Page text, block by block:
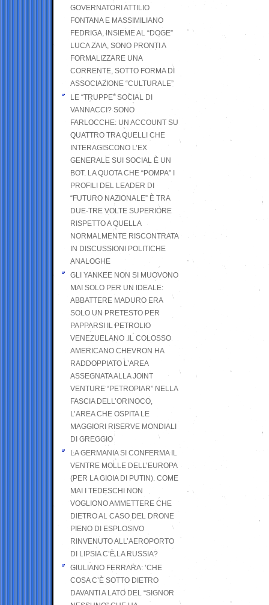
GOVERNATORI ATTILIO
FONTANA E MASSIMILIANO
FEDRIGA, INSIEME AL “DOGE”
LUCA ZAIA, SONO PRONTI A
FORMALIZZARE UNA
CORRENTE, SOTTO FORMA DI
ASSOCIAZIONE “CULTURALE”
LE “TRUPPE” SOCIAL DI
VANNACCI? SONO
FARLOCCHE: UN ACCOUNT SU
QUATTRO TRA QUELLI CHE
INTERAGISCONO L’EX
GENERALE SUI SOCIAL È UN
BOT. LA QUOTA CHE “POMPA” I
PROFILI DEL LEADER DI
“FUTURO NAZIONALE” È TRA
DUE-TRE VOLTE SUPERIORE
RISPETTO A QUELLA
NORMALMENTE RISCONTRATA
IN DISCUSSIONI POLITICHE
ANALOGHE
GLI YANKEE NON SI MUOVONO
MAI SOLO PER UN IDEALE:
ABBATTERE MADURO ERA
SOLO UN PRETESTO PER
PAPPARSI IL PETROLIO
VENEZUELANO .IL COLOSSO
AMERICANO CHEVRON HA
RADDOPPIATO L’AREA
ASSEGNATA ALLA JOINT
VENTURE “PETROPIAR” NELLA
FASCIA DELL’ORINOCO,
L’AREA CHE OSPITA LE
MAGGIORI RISERVE MONDIALI
DI GREGGIO
LA GERMANIA SI CONFERMA IL
VENTRE MOLLE DELL’EUROPA
(PER LA GIOIA DI PUTIN). COME
MAI I TEDESCHI NON
VOGLIONO AMMETTERE CHE
DIETRO AL CASO DEL DRONE
PIENO DI ESPLOSIVO
RINVENUTO ALL’AEROPORTO
DI LIPSIA C’È LA RUSSIA?
GIULIANO FERRARA: ’CHE
COSA C’È SOTTO DIETRO
DAVANTI A LATO DEL “SIGNOR